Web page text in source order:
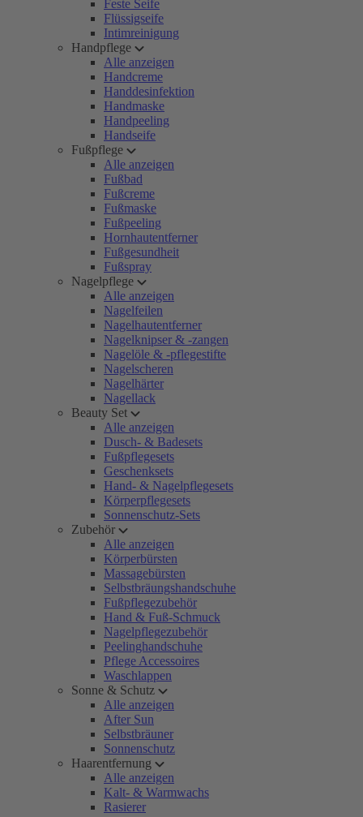
Feste Seife
Flüssigseife
Intimreinigung
Handpflege
Alle anzeigen
Handcreme
Handdesinfektion
Handmaske
Handpeeling
Handseife
Fußpflege
Alle anzeigen
Fußbad
Fußcreme
Fußmaske
Fußpeeling
Hornhautentferner
Fußgesundheit
Fußspray
Nagelpflege
Alle anzeigen
Nagelfeilen
Nagelhautentferner
Nagelknipser & -zangen
Nagelöle & -pflegestifte
Nagelscheren
Nagelhärter
Nagellack
Beauty Set
Alle anzeigen
Dusch- & Badesets
Fußpflegesets
Geschenksets
Hand- & Nagelpflegesets
Körperpflegesets
Sonnenschutz-Sets
Zubehör
Alle anzeigen
Körperbürsten
Massagebürsten
Selbstbräungshandschuhe
Fußpflegezubehör
Hand & Fuß-Schmuck
Nagelpflegezubehör
Peelinghandschuhe
Pflege Accessoires
Waschlappen
Sonne & Schutz
Alle anzeigen
After Sun
Selbstbräuner
Sonnenschutz
Haarentfernung
Alle anzeigen
Kalt- & Warmwachs
Rasierer